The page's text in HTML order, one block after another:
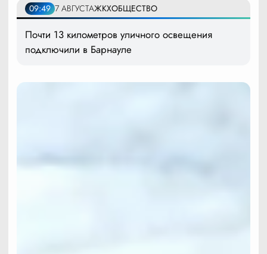
09:49 7 АВГУСТАЖКХОБЩЕСТВО
Почти 13 километров уличного освещения
подключили в Барнауле